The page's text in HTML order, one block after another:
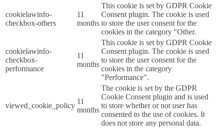
cookielawinfo-
checkbox-others
11
months
This cookie is set by GDPR Cookie
Consent plugin. The cookie is used
to store the user consent for the
cookies in the category "Other.
cookielawinfo-
checkbox-
performance
11
months
This cookie is set by GDPR Cookie
Consent plugin. The cookie is used
to store the user consent for the
cookies in the category
"Performance".
viewed_cookie_policy
11
months
The cookie is set by the GDPR
Cookie Consent plugin and is used
to store whether or not user has
consented to the use of cookies. It
does not store any personal data.